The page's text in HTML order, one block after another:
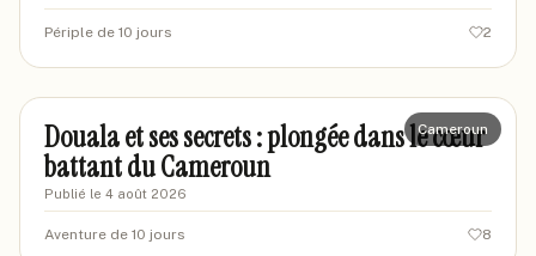
Périple de 10 jours 2
marieexplore92
Cameroun
Douala et ses secrets : plongée dans le cœur
battant du Cameroun
Publié le 4 août 2026
Aventure de 10 jours 8